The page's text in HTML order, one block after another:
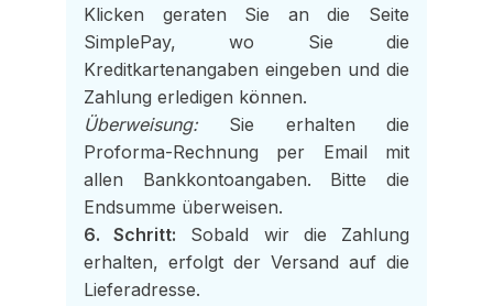
Klicken geraten Sie an die Seite
SimplePay, wo Sie die
Kreditkartenangaben eingeben und die
Zahlung erledigen können.
Überweisung:Sie erhalten die
Proforma-Rechnung per Email mit
allen Bankkontoangaben. Bitte die
Endsumme überweisen.
6. Schritt: Sobald wir die Zahlung
erhalten, erfolgt der Versand auf die
Lieferadresse.